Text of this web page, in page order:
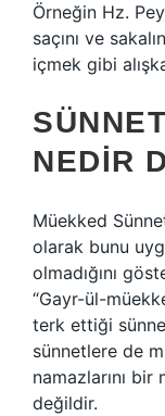
Örneğin Hz.
saçını ve
içmek gibi
NEDIR
Müekked
olarak bunu
olmadığını
“Gayr-ül-
terk ettiği
sünnetlere de
namazlarını
değildir.